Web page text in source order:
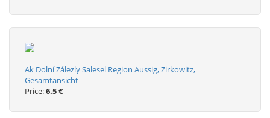
Ak Dolní Zálezly Salesel Region Aussig, Zirkowitz,
Gesamtansicht
Price:6.5 €